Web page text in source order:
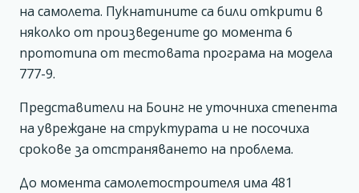
на самолета. Пукнатините са били открити в
няколко от произведените до момента 6
прототипа от тестовата програма на модела
777-9.
Представители на Боинг не уточниха степента
на увреждане на структурата и не посочиха
срокове за отстраняването на проблема.
До момента самолетостроителя има 481